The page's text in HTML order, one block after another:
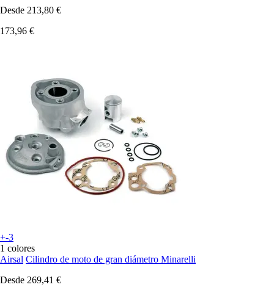
Desde 213,80 €
173,96 €
+-3
1 colores
Airsal Cilindro de moto de gran diámetro Minarelli
Desde 269,41 €